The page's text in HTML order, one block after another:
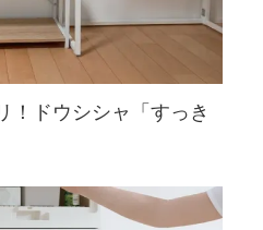
！ドウシシャ「すっき